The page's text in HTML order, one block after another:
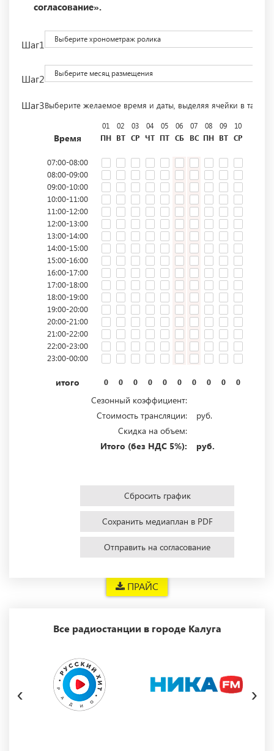
ПРАЙС
согласование».
Шаг1 Выберите хронометраж ролика
Шаг2 Выберите месяц размещения
Шаг3Выберите желаемое время и даты, выделяя ячейки в
Время
01
ПН
02
ВТ
03
СР
04
ЧТ
05
ПТ
06
СБ
07
ВС
08
ПН
09
ВТ
10
СР
07:00-08:00
08:00-09:00
09:00-10:00
10:00-11:00
11:00-12:00
12:00-13:00
13:00-14:00
14:00-15:00
15:00-16:00
16:00-17:00
17:00-18:00
18:00-19:00
19:00-20:00
20:00-21:00
21:00-22:00
22:00-23:00
23:00-00:00
итого 0 0 0 0 0 0 0 0 0 0
Сезонный коэффициент:
Стоимость трансляции:
руб.
Скидка на объем:
Итого (без НДС 5%):
руб.
Сбросить график
Сохранить медиаплан в PDF
Отправить на согласование
Все радиостанции в городе Калуга
‹ ›